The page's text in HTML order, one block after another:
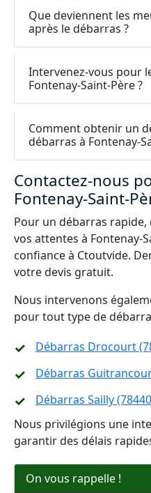
Que deviennent les
après le débarras ?
Intervenez-vous pour
Fontenay-Saint-Père ?
Comment obtenir un
débarras à Fontenay-
Contactez-nous
Fontenay-Saint-
Pour un débarras
vos attentes à Fontenay-
confiance à Ctoutvide.
votre devis gratuit.
Nous intervenons
pour tout type de
Débarras Drocourt
Débarras
Débarras Sailly
Nous privilégions une
garantir des délais
On vous rappelle !